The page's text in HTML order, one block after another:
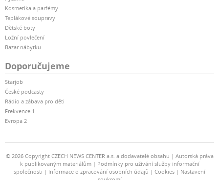
Kosmetika a parfémy
Teplákové soupravy
Dětské boty
Ložní povlečení
Bazar nábytku
Doporučujeme
Starjob
České podcasty
Rádio a zábava pro děti
Frekvence 1
Evropa 2
© 2026 Copyright CZECH NEWS CENTER a.s. a dodavatelé obsahu
Autorská práva
k publikovaným materiálům
Podmínky pro užívání služby informační
společnosti
Informace o zpracování osobních údajů Cookies
Nastavení